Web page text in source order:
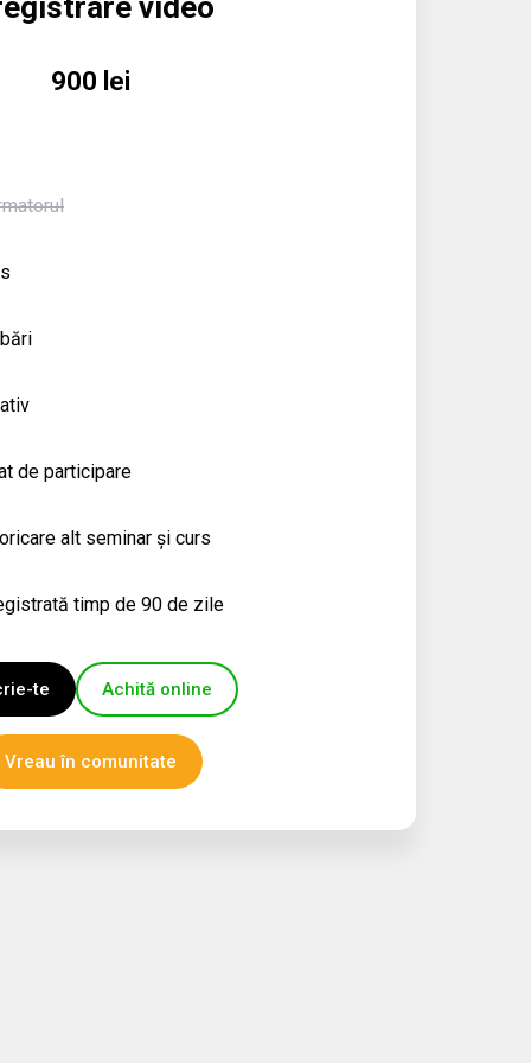
video
900 lei
de participare
alt seminar și curs
timp de 90 de zile
te Achită online
Vreau în comunitate